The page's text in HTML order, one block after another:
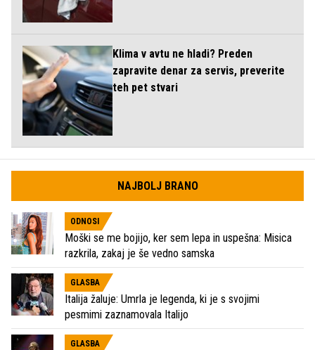
Klima v avtu ne hladi? Preden
zapravite denar za servis, preverite
teh pet stvari
NAJBOLJ BRANO
ODNOSI
Moški se me bojijo, ker sem lepa in uspešna: Misica
razkrila, zakaj je še vedno samska
GLASBA
Italija žaluje: Umrla je legenda, ki je s svojimi
pesmimi zaznamovala Italijo
GLASBA